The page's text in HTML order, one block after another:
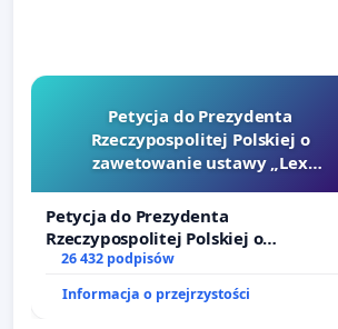
Petycja do Prezydenta
Rzeczypospolitej Polskiej o
zawetowanie ustawy „Lex
Petycja do Prezydenta
Rzeczypospolitej Polskiej o
zawetowanie ustawy „Lex Szarlatan”
26 432 podpisów
Informacja o przejrzystości